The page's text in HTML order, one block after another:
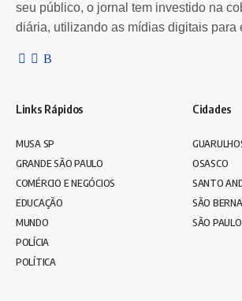
seu público, o jornal tem investido na
diária, utilizando as mídias digitais para
Links Rápidos
MUSA SP
GRANDE SÃO PAULO
COMÉRCIO E NEGÓCIOS
EDUCAÇÃO
MUNDO
POLÍCIA
POLÍTICA
Cidades
OSASCO
SANTO
SÃO
SÃO PAULO